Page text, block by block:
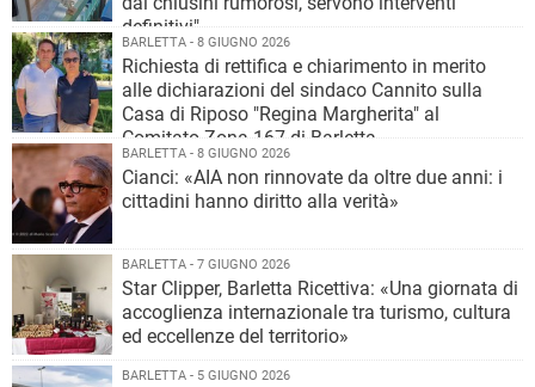
definitivi"
BARLETTA - 8 GIUGNO 2026
Richiesta di rettifica e chiarimento in merito
alle dichiarazioni del sindaco Cannito sulla
Casa di Riposo "Regina Margherita" al
Comitato Zona 167 di Barletta
BARLETTA - 8 GIUGNO 2026
Cianci: «AIA non rinnovate da oltre due anni: i
cittadini hanno diritto alla verità»
BARLETTA - 7 GIUGNO 2026
Star Clipper, Barletta Ricettiva: «Una giornata di
accoglienza internazionale tra turismo, cultura
ed eccellenze del territorio»
BARLETTA - 5 GIUGNO 2026